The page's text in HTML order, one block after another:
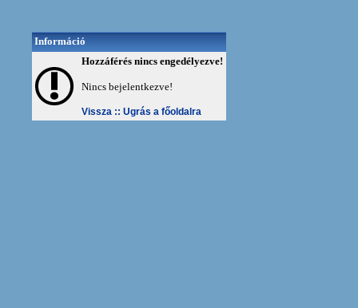
Információ
Hozzáférés nincs engedélyezve!
Nincs bejelentkezve!
Vissza :: Ugrás a főoldalra